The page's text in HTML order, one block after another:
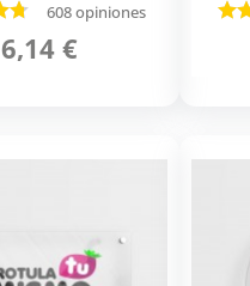
608 opiniones
6,14 €